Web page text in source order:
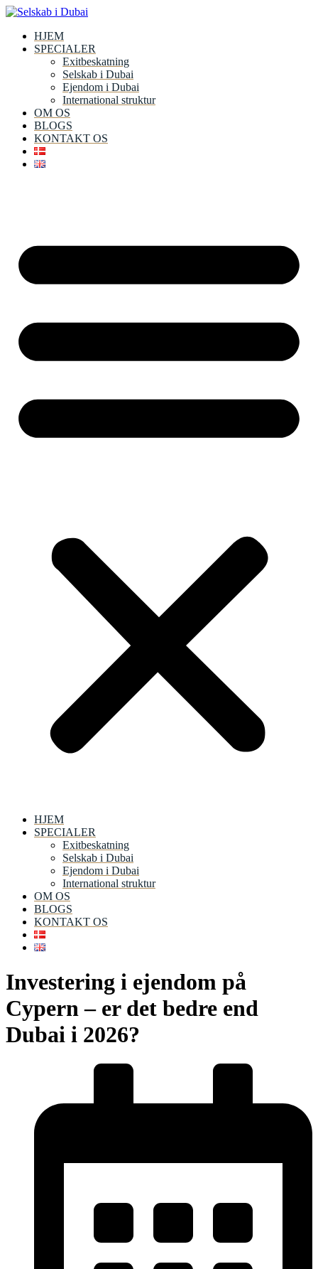
Videre
indholdHJEM
SPECIALER
Exitbeskatning
Selskab i Dubai
Ejendom i Dubai
International struktur
OM OS
BLOGS
KONTAKT OS
HJEM
SPECIALER
Exitbeskatning
Selskab i Dubai
Ejendom i Dubai
International struktur
OM OS
BLOGS
KONTAKT OS
Investering i ejendom på
Cypern – er det bedre end
Dubai i 2026?